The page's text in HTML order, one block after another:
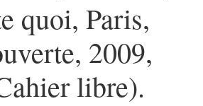
quoi, Paris,
2009,
libre).